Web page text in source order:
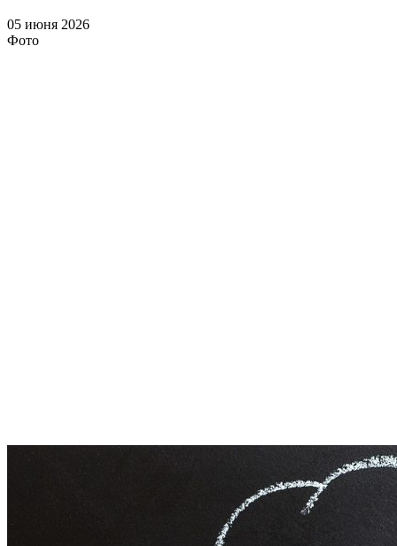
05 июня 2026
Фото